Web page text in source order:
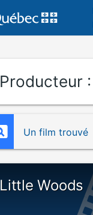
Producteur :
Un film trouvé
Little Woods